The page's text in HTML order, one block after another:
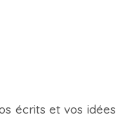
écrits et vos